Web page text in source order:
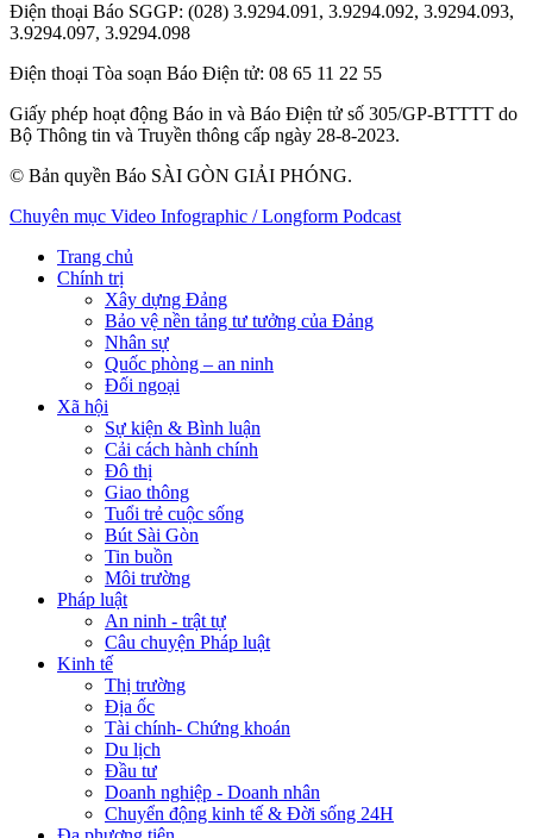
Điện thoại Báo SGGP: (028) 3.9294.091, 3.9294.092, 3.9294.093,
3.9294.097, 3.9294.098
Điện thoại Tòa soạn Báo Điện tử: 08 65 11 22 55
Giấy phép hoạt động Báo in và Báo Điện tử số 305/GP-BTTTT do
Bộ Thông tin và Truyền thông cấp ngày 28-8-2023.
© Bản quyền Báo SÀI GÒN GIẢI PHÓNG.
Chuyên mục Video Infographic / Longform Podcast
Trang chủ
Chính trị
Xây dựng Đảng
Bảo vệ nền tảng tư tưởng của Đảng
Nhân sự
Quốc phòng – an ninh
Đối ngoại
Xã hội
Sự kiện & Bình luận
Cải cách hành chính
Đô thị
Giao thông
Tuổi trẻ cuộc sống
Bút Sài Gòn
Tin buồn
Môi trường
Pháp luật
An ninh - trật tự
Câu chuyện Pháp luật
Kinh tế
Thị trường
Địa ốc
Tài chính- Chứng khoán
Du lịch
Đầu tư
Doanh nghiệp - Doanh nhân
Chuyển động kinh tế & Đời sống 24H